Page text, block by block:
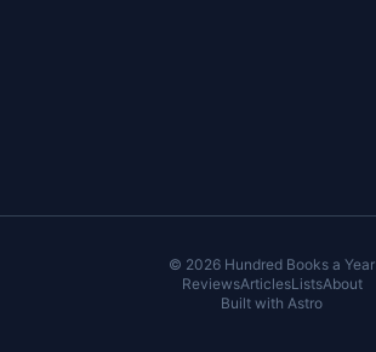
© 2026 Hundred Books a Year
ReviewsArticlesListsAbout
Built with Astro